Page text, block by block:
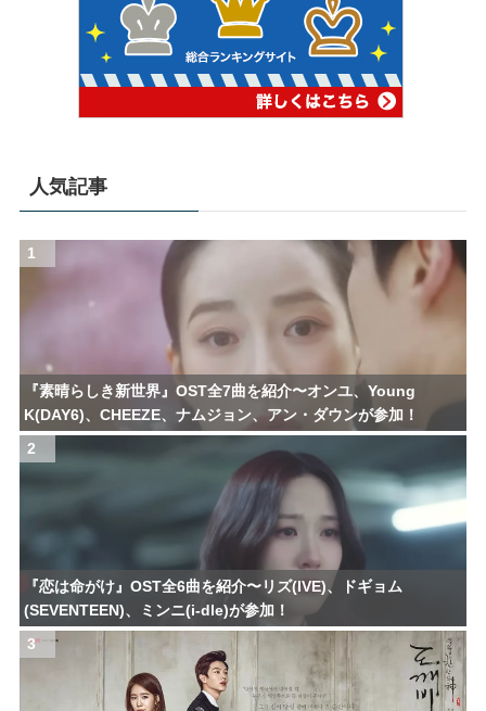
人気記事
1
『素晴らしき新世界』OST全7曲を紹介〜オンユ、Young
K(DAY6)、CHEEZE、ナムジョン、アン・ダウンが参加！
2
『恋は命がけ』OST全6曲を紹介〜リズ(IVE)、ドギョム
(SEVENTEEN)、ミンニ(i-dle)が参加！
3